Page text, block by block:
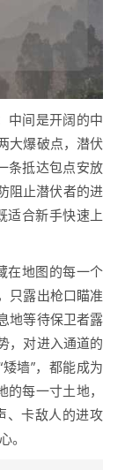
中间是开阔的中
大爆破点，潜伏
条抵达包点安放
阻止潜伏者的进
适合新手快速上
在地图的每一个
只露出枪口瞄准
地等待保卫者露
，对进入通道的
墙”，都能成为
每一寸土地，
、卡敌人的进攻
。